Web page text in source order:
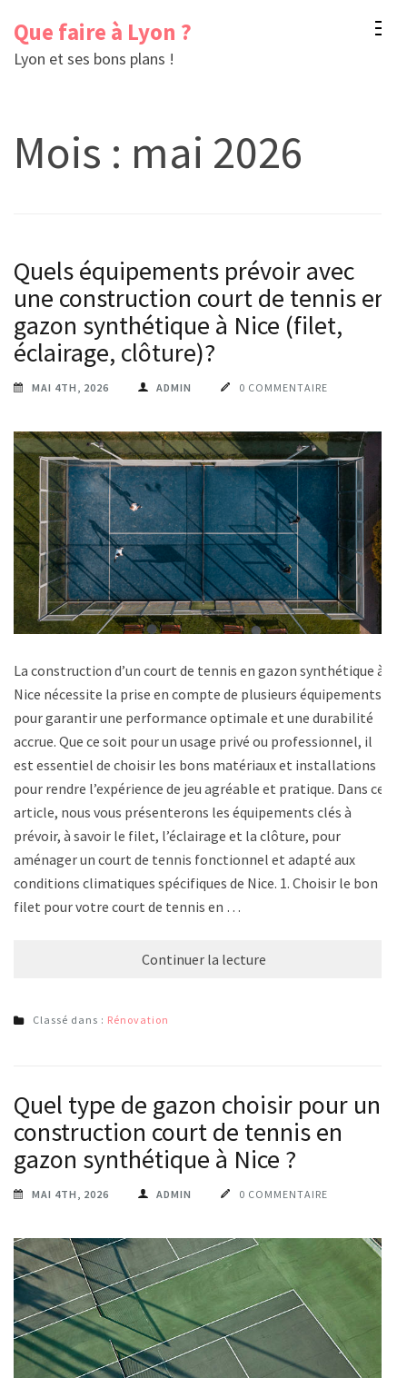
contenu
Que faire à Lyon ?
Lyon et ses bons plans !
Mois : mai 2026
Quels équipements prévoir avec
une construction court de tennis en
gazon synthétique à Nice (filet,
éclairage, clôture)?
MAI 4TH, 2026 ADMIN 0 COMMENTAIRE
La construction d’un court de tennis en gazon synthétique à
Nice nécessite la prise en compte de plusieurs équipements
pour garantir une performance optimale et une durabilité
accrue. Que ce soit pour un usage privé ou professionnel, il
est essentiel de choisir les bons matériaux et installations
pour rendre l’expérience de jeu agréable et pratique. Dans cet
article, nous vous présenterons les équipements clés à
prévoir, à savoir le filet, l’éclairage et la clôture, pour
aménager un court de tennis fonctionnel et adapté aux
conditions climatiques spécifiques de Nice. 1. Choisir le bon
filet pour votre court de tennis en …
Continuer la lecture
Classé dans : Rénovation
Quel type de gazon choisir pour une
construction court de tennis en
gazon synthétique à Nice ?
MAI 4TH, 2026 ADMIN 0 COMMENTAIRE